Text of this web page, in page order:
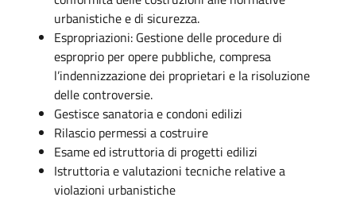
urbanistiche e di sicurezza.
Espropriazioni: Gestione delle procedure di
esproprio per opere pubbliche, compresa
l’indennizzazione dei proprietari e la risoluzione
delle controversie.
Gestisce sanatoria e condoni edilizi
Rilascio permessi a costruire
Esame ed istruttoria di progetti edilizi
Istruttoria e valutazioni tecniche relative a
violazioni urbanistiche